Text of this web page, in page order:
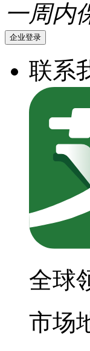
一周内
企业登录
联系
全球
市场